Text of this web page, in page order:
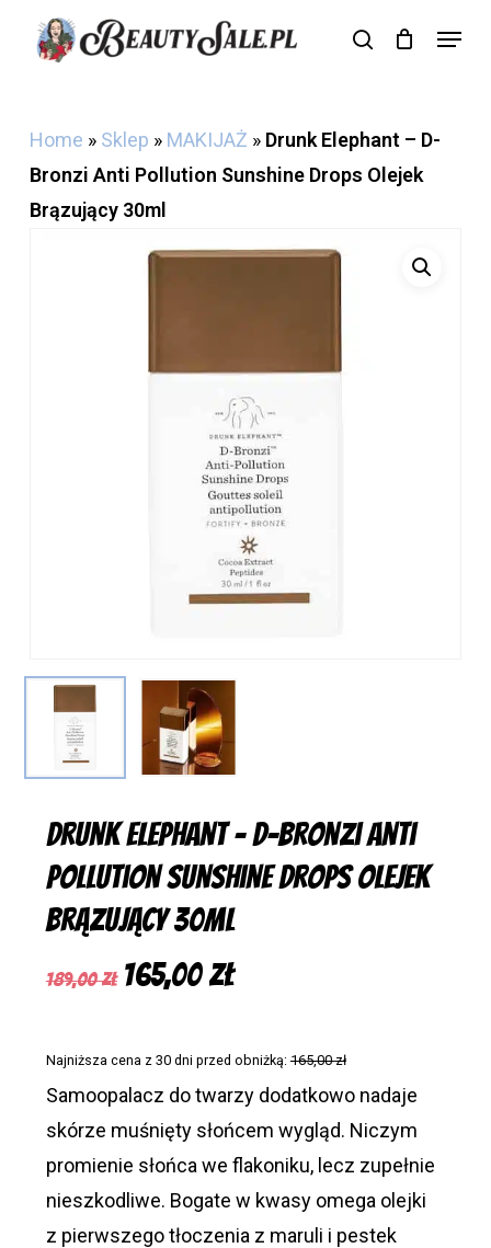
search
Menu
Cart Close
Home » Sklep » MAKIJAŻ » Drunk Elephant – D-
Bronzi Anti Pollution Sunshine Drops Olejek
Brązujący 30ml
Drunk Elephant – D-Bronzi Anti
Pollution Sunshine Drops Olejek
Brązujący 30ml
189,00zł Pierwotna
189,00 zł.
165,00złAktualna
165,00 zł.
Najniższa cena z 30 dni przed obniżką:165,00 zł
Samoopalacz do twarzy dodatkowo nadaje
skórze muśnięty słońcem wygląd. Niczym
promienie słońca we flakoniku, lecz zupełnie
nieszkodliwe. Bogate w kwasy omega olejki
z pierwszego tłoczenia z maruli i pestek